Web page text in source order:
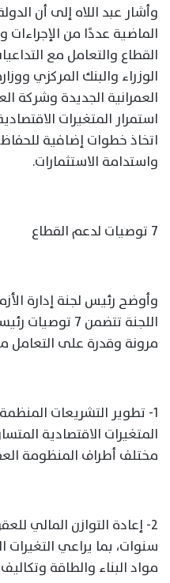
وأشار عبد اللاه إلى أن
الماضية عددًا من الإجراءات
القطاع والتعامل مع
الوزراء والبنك المركزي
العمرانية الجديدة وشركة
استمرار المتغيرات
اتخاذ خطوات إضافية
واستدامة الاستثمارات.
7 توصيات لدعم القطاع
وأوضح رئيس لجنة إدارة
اللجنة تتضمن 7
مرونة وقدرة على التعامل
1- تطوير التشريعات
المتغيرات الاقتصادية
مختلف أطراف المنظومة
2- إعادة التوازن المالي
سنوات، بما يراعي
مواد البناء والطاقة